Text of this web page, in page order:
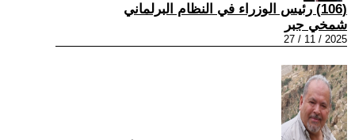
(106) رئيس الوزراء في النظام البرلماني
شمخي جبر
2025 / 11 / 27